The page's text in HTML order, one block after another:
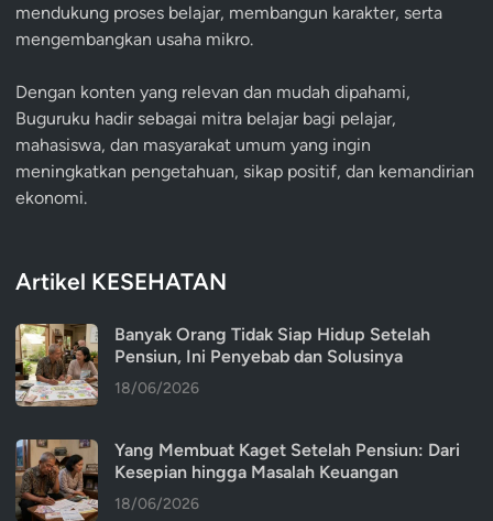
mendukung proses belajar, membangun karakter, serta
mengembangkan usaha mikro.
Dengan konten yang relevan dan mudah dipahami,
Buguruku hadir sebagai mitra belajar bagi pelajar,
mahasiswa, dan masyarakat umum yang ingin
meningkatkan pengetahuan, sikap positif, dan kemandirian
ekonomi.
Artikel KESEHATAN
Banyak Orang Tidak Siap Hidup Setelah
Pensiun, Ini Penyebab dan Solusinya
18/06/2026
Yang Membuat Kaget Setelah Pensiun: Dari
Kesepian hingga Masalah Keuangan
18/06/2026